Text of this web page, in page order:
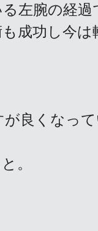
左腕の経過
成功し今
良くなっ
。